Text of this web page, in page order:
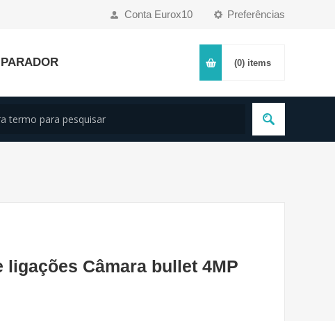
Preferências
Conta Eurox10
(0) items
ligações Câmara bullet 4MP